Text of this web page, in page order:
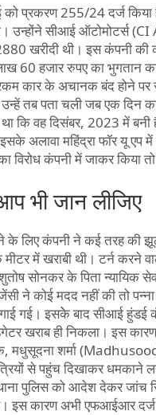
प्रकरण 255/24 दर्ज
सीआई ऑटोमोटर्स
थी। इस कंपनी की
60 हजार रुपए का भुगतान
कार के अचानक बंद होने पर
उन्हें तब पता चली जब एक
था कि वह दिसंबर, 2023 में
अलावा महिंद्रा फॉर यू एप में
विरोध कंपनी में जाकर किया
भी जान लीजिए
लिए कंपनी ने कई तरह की
में खराबी थी। टर्न करने
सोनकर के पिता न्यायिक
ने कोई मदद नहीं की तो
गई। इसकेे बाद सीआई हुंडई
खराब ही निकला। इस
मधुसूदना शर्मा
से पहुंच दिखाकर धमकाने
पुलिस को आदेश देकर जांच
इस कारण अभी एफआईआर